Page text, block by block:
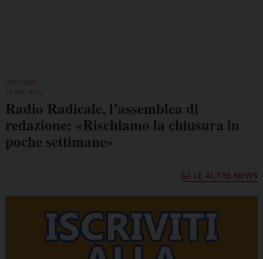
VERTENZE
Radio Radicale, l’assemblea di
redazione: «Rischiamo la chiusura in
poche settimane»
LE ALTRE NEWS